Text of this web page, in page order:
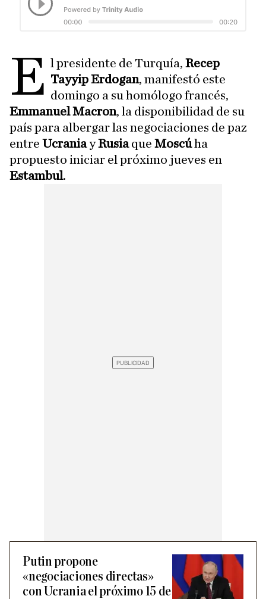
E l presidente de Turquía,Recep
Tayyip Erdogan, manifestó este
domingo a su homólogo francés,
Emmanuel Macron, la disponibilidad de su
país para albergar las negociaciones de paz
entre UcraniayRusiaque Moscúha
propuesto iniciar el próximo jueves en
Estambul.
Putin propone
«negociaciones directas»
con Ucrania el próximo 15 de